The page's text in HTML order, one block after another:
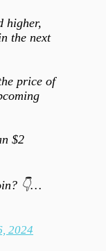
higher,
the next
price of
$2
👇…
2024